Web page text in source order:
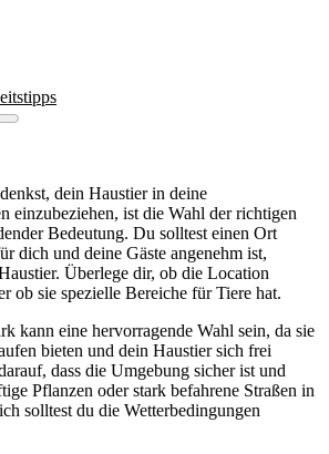
dein Haustier in deine
einzubeziehen, ist die Wahl der richtigen
Bedeutung. Du solltest einen Ort
dich und deine Gäste angenehm ist,
Überlege dir, ob die Location
ob sie spezielle Bereiche für Tiere hat.
kann eine hervorragende Wahl sein, da sie
bieten und dein Haustier sich frei
dass die Umgebung sicher ist und
Pflanzen oder stark befahrene Straßen in
solltest du die Wetterbedingungen